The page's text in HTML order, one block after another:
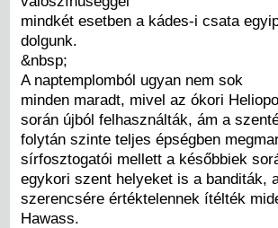
mindkét esetben a kádes-i csata
dolgunk.
&nbsp;
A naptemplomból ugyan nem sok
minden maradt, mivel az ókori
során újból felhasználták, ám a
folytán szinte teljes épségben
sírfosztogatói mellett a későbbiek
egykori szent helyeket is a banditák,
szerencsére értéktelennek ítélték
Hawass.